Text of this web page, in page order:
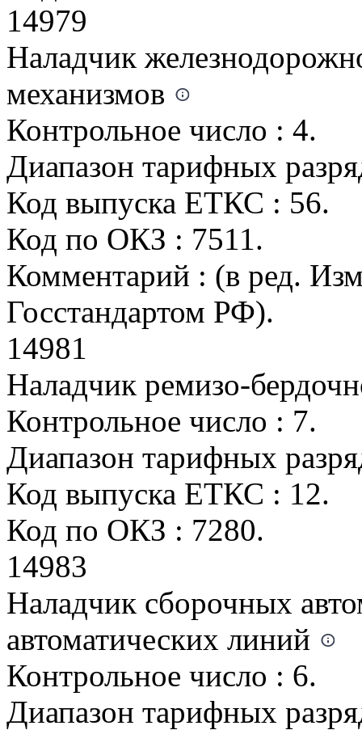
14979
Наладчик
механизмов
Контрольное число : 4.
Диапазон тарифных
Код выпуска ЕТКС : 56.
Код по ОКЗ : 7511.
Комментарий : (в ред.
Госстандартом РФ).
14981
Наладчик ремизо-
Контрольное число : 7.
Диапазон тарифных
Код выпуска ЕТКС : 12.
Код по ОКЗ : 7280.
14983
Наладчик сборочных
автоматических линий
Контрольное число : 6.
Диапазон тарифных